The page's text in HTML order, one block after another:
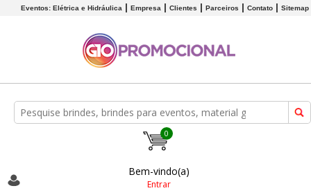
Eventos: Elétrica e Hidráulica Empresa Clientes Parceiros Contato Sitemap
0
Bem-vindo(a)
Entrar